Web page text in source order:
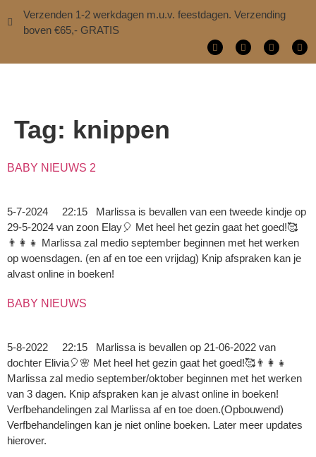
Verzenden 1-2 werkdagen m.u.v. feestdagen. Verzending
boven €65,- GRATIS
Tag: knippen
BABY NIEUWS 2
5-7-2024 22:15 Marlissa is bevallen van een tweede kindje op
29-5-2024 van zoon Elay🎈 Met heel het gezin gaat het goed!🥰
👨‍👩‍👧 Marlissa zal medio september beginnen met het werken
op woensdagen. (en af en toe een vrijdag) Knip afspraken kan je
alvast online in boeken!
BABY NIEUWS
5-8-2022 22:15 Marlissa is bevallen op 21-06-2022 van
dochter Elivia🎈🌸 Met heel het gezin gaat het goed!🥰👨‍👩‍👧
Marlissa zal medio september/oktober beginnen met het werken
van 3 dagen. Knip afspraken kan je alvast online in boeken!
Verfbehandelingen zal Marlissa af en toe doen.(Opbouwend)
Verfbehandelingen kan je niet online boeken. Later meer updates
hierover.